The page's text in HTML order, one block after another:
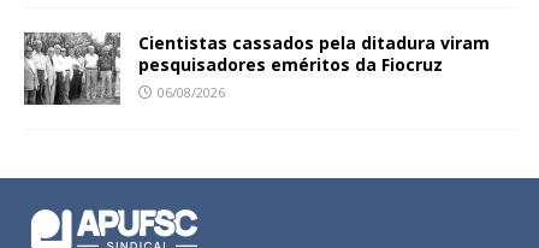
Cientistas cassados pela ditadura viram
pesquisadores eméritos da Fiocruz
06/08/2026